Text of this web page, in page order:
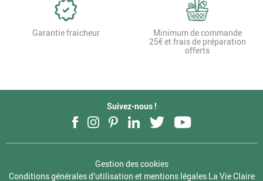
Garantie fraicheur Minimum de commande
25€ et frais de préparation
offerts
Suivez-nous !
Facebook
Instagram
Pinterest
LinkedIn
TwitterYouTube
Gestion des cookies
Conditions générales d’utilisation et mentions légales La Vie Claire